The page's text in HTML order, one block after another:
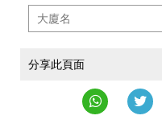
分享此頁面